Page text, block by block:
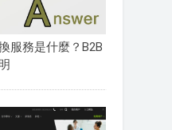
服務是什麼？B2B